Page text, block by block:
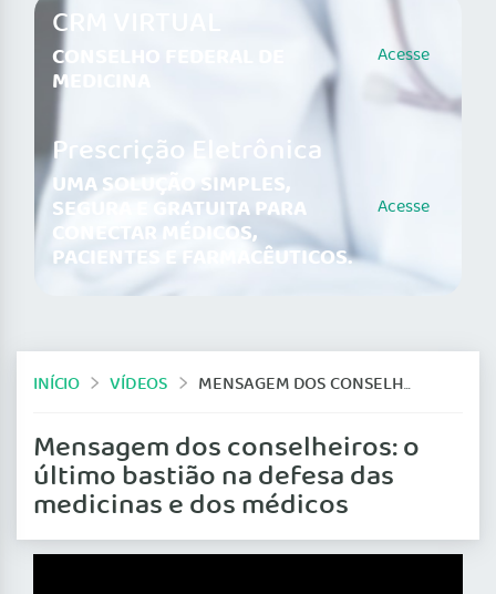
CRM VIRTUAL
CONSELHO FEDERAL DE
MEDICINA
Acesse
Prescrição Eletrônica
UMA SOLUÇÃO SIMPLES,
SEGURA E GRATUITA PARA
CONECTAR MÉDICOS,
PACIENTES E FARMACÊUTICOS.
Acesse
INÍCIO VÍDEOS MENSAGEM DOS CONSELHEIROS: O ÚLTIMO BASTIÃO NA DEFESA DAS MEDICINAS E DOS MÉDICOS
Mensagem dos conselheiros: o
último bastião na defesa das
medicinas e dos médicos